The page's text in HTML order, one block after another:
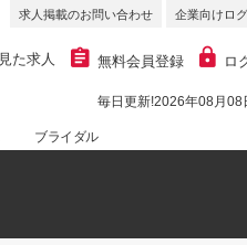
求人掲載のお問い合わせ 企業向けロ
た求人 無料会員登録 ロ
毎日更新!2026年08月08
ブライダル